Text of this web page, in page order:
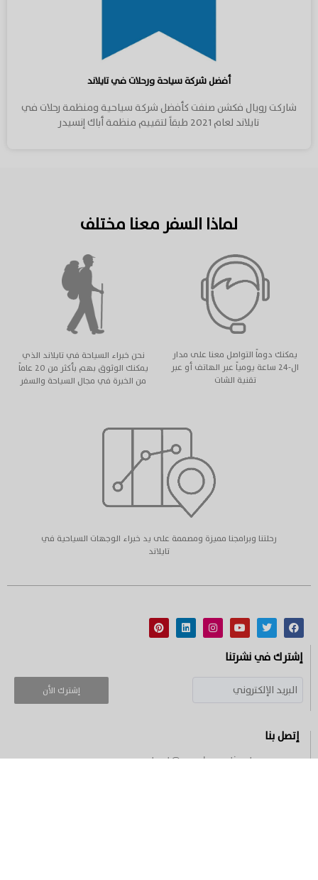
أفضل شركة سياحة ورحلات في تايلاند
شاركت رويال فكشن صنفت كأفضل شركة سياحية ومنظمة رحلات في
تايلاند لعام 2021 طبقاً لتقييم منظمة أباك إنسيدر
لماذا السفر معنا مختلف
يمكنك دوماً التواصل معنا على مدار
ال-٢٤ ساعة يومياً عبر الهاتف أو عبر
تقنية الشات
نحن خبراء السياحة في تايلاند الذي
يمكنك الوثوق بهم بأكثر من ٢٠ عاماً
من الخبرة في مجال السياحة والسفر
رحلتنا وبرامجنا مميزة ومصممة على يد خبراء الوجهات السياحية في
تايلاند
إشترك في نشرتنا
إشترك الأن
إتصل بنا
contact@royalvacationtours.com